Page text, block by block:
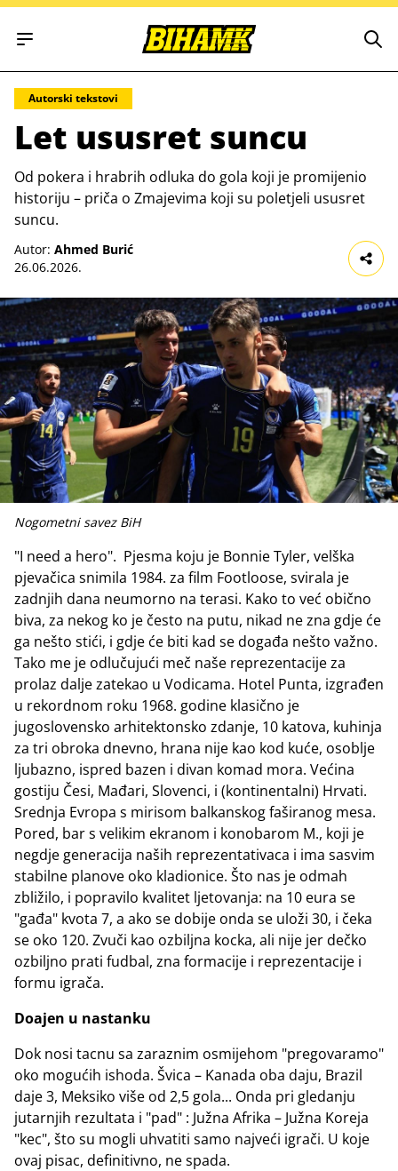
Open main menu
Autorski tekstovi
Let ususret suncu
Od pokera i hrabrih odluka do gola koji je promijenio
historiju – priča o Zmajevima koji su poletjeli ususret
suncu.
Autor: Ahmed Burić
26.06.2026.
Nogometni savez BiH
"I need a hero". Pjesma koju je Bonnie Tyler, velška
pjevačica snimila 1984. za film Footloose, svirala je
zadnjih dana neumorno na terasi. Kako to već obično
biva, za nekog ko je često na putu, nikad ne zna gdje će
ga nešto stići, i gdje će biti kad se događa nešto važno.
Tako me je odlučujući meč naše reprezentacije za
prolaz dalje zatekao u Vodicama. Hotel Punta, izgrađen
u rekordnom roku 1968. godine klasično je
jugoslovensko arhitektonsko zdanje, 10 katova, kuhinja
za tri obroka dnevno, hrana nije kao kod kuće, osoblje
ljubazno, ispred bazen i divan komad mora. Većina
gostiju Česi, Mađari, Slovenci, i (kontinentalni) Hrvati.
Srednja Evropa s mirisom balkanskog faširanog mesa.
Pored, bar s velikim ekranom i konobarom M., koji je
negdje generacija naših reprezentativaca i ima sasvim
stabilne planove oko kladionice. Što nas je odmah
zbližilo, i popravilo kvalitet ljetovanja: na 10 eura se
"gađa" kvota 7, a ako se dobije onda se uloži 30, i čeka
se oko 120. Zvuči kao ozbiljna kocka, ali nije jer dečko
ozbiljno prati fudbal, zna formacije i reprezentacije i
formu igrača.
Doajen u nastanku
Dok nosi tacnu sa zaraznim osmijehom "pregovaramo"
oko mogućih ishoda. Švica – Kanada oba daju, Brazil
daje 3, Meksiko više od 2,5 gola... Onda pri gledanju
jutarnjih rezultata i "pad" : Južna Afrika – Južna Koreja
"kec", što su mogli uhvatiti samo najveći igrači. U koje
ovaj pisac, definitivno, ne spada.